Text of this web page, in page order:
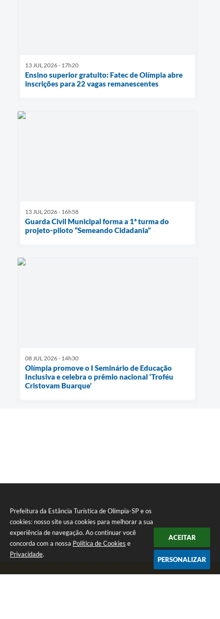
Prefeitura da Estância Turística de Olímpia-SP e os
cookies: nosso site usa cookies para melhorar a sua
experiência de navegação. Ao continuar você
concorda com a nossa Política de Cookies e
Privacidade.
ACEITAR
PERSONALIZAR
13 JUL 2026 - 17h20
Ensino superior gratuito: Fatec de Olímpia abre
inscrições para 22 vagas remanescentes
13 JUL 2026 - 16h58
Guarda Civil Municipal forma a 1ª turma do
projeto-piloto “Semeando Cidadania”
08 JUL 2026 - 14h30
Olímpia promove o I Seminário de Educação
Inclusiva e celebra o prêmio nacional ‘Troféu
Cristovam Buarque’